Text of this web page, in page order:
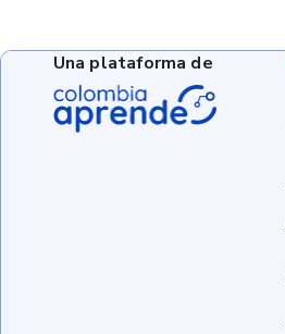
Una plataforma de